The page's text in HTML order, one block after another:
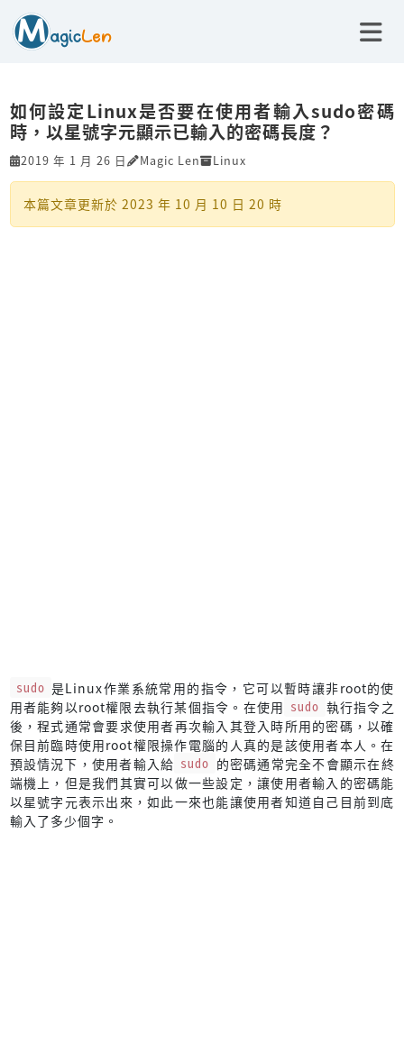
如何設定Linux是否要在使用者輸入sudo密碼
時，以星號字元顯示已輸入的密碼長度？
2019 年 1 月 26 日 Magic Len Linux
本篇文章更新於 2023 年 10 月 10 日 20 時
sudo 是Linux作業系統常用的指令，它可以暫時讓非root的使
用者能夠以root權限去執行某個指令。在使用 sudo 執行指令之
後，程式通常會要求使用者再次輸入其登入時所用的密碼，以確
保目前臨時使用root權限操作電腦的人真的是該使用者本人。在
預設情況下，使用者輸入給 sudo 的密碼通常完全不會顯示在終
端機上，但是我們其實可以做一些設定，讓使用者輸入的密碼能
以星號字元表示出來，如此一來也能讓使用者知道自己目前到底
輸入了多少個字。